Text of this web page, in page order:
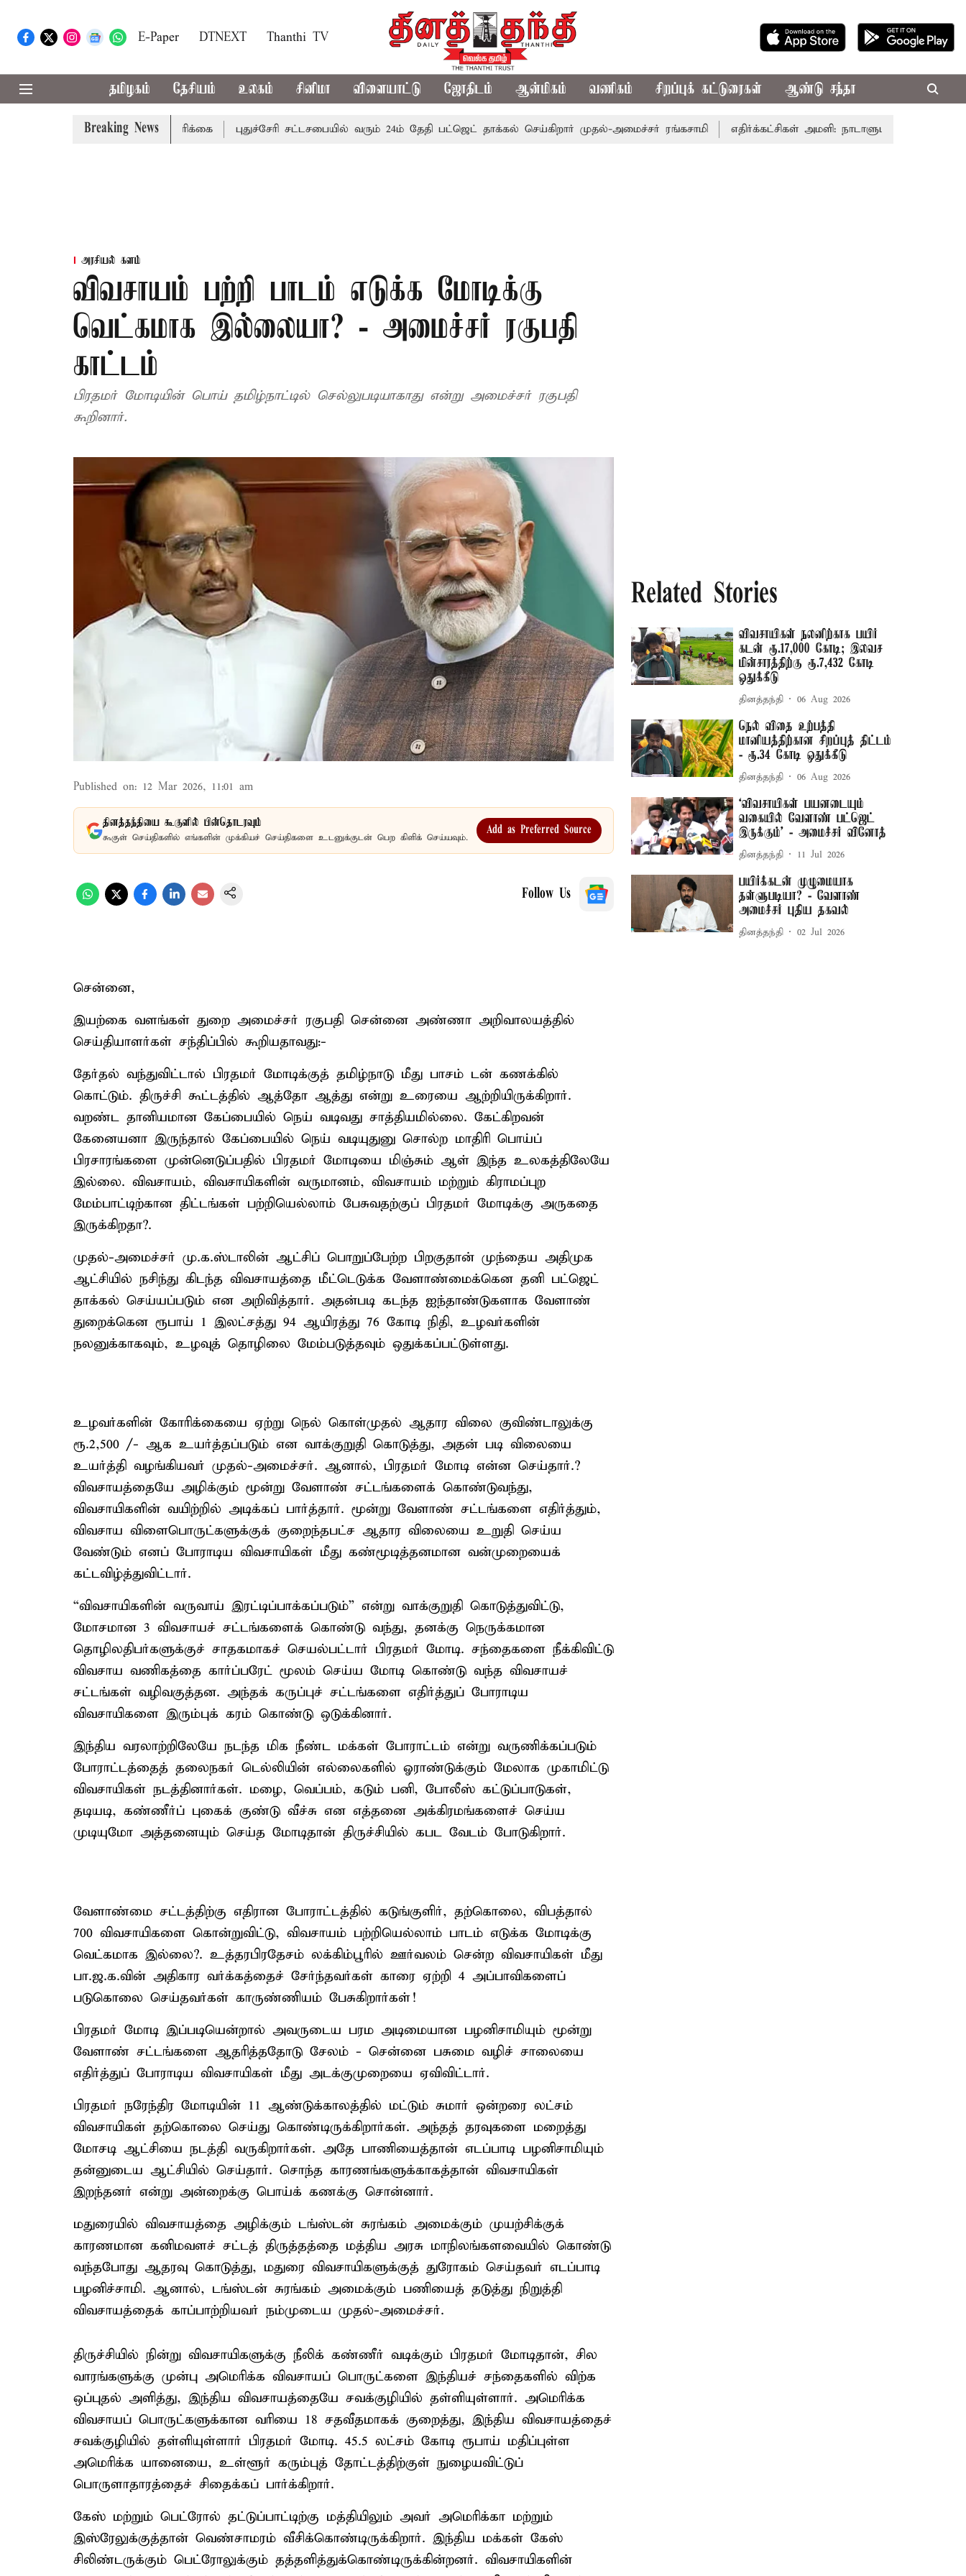
E-Paper DTNEXT Thanthi TV
தமிழகம் தேசியம் உலகம் சினிமா விளையாட்டு ஜோதிடம் ஆன்மிகம் வணிகம் சிறப்புக் கட்டுரைகள் ஆண்டு சந்தா
Breaking News
கன மழை எச்சரிக்கை புதுச்சேரி சட்டசபையில் வரும் 24ம் தேதி பட்ஜெட் தாக்கல் செய்கிறார் முதல்-அமைச்சர் ரங்கசாமி எதிர்க்கட்சிகள் அமளி: நாடாளுமன்ற இரு அவைகளும்
அரசியல் களம்
விவசாயம் பற்றி பாடம் எடுக்க மோடிக்கு
வெட்கமாக இல்லையா? - அமைச்சர் ரகுபதி
காட்டம்
பிரதமர் மோடியின் பொய் தமிழ்நாட்டில் செல்லுபடியாகாது என்று அமைச்சர் ரகுபதி
கூறினார்.
Published on: 12 Mar 2026, 11:01 am
தினத்தந்தியை கூகுளில் பின்தொடரவும்
கூகுள் செய்திகளில் எங்களின் முக்கியச் செய்திகளை உடனுக்குடன் பெற கிளிக் செய்யவும்.
Add as Preferred Source
Follow Us
சென்னை,
இயற்கை வளங்கள் துறை அமைச்சர் ரகுபதி சென்னை அண்ணா அறிவாலயத்தில்
செய்தியாளர்கள் சந்திப்பில் கூறியதாவது:-
தேர்தல் வந்துவிட்டால் பிரதமர் மோடிக்குத் தமிழ்நாடு மீது பாசம் டன் கணக்கில்
கொட்டும். திருச்சி கூட்டத்தில் ஆத்தோ ஆத்து என்று உரையை ஆற்றியிருக்கிறார்.
வறண்ட தானியமான கேப்பையில் நெய் வடிவது சாத்தியமில்லை. கேட்கிறவன்
கேனையனா இருந்தால் கேப்பையில் நெய் வடியுதுனு சொல்ற மாதிரி பொய்ப்
பிரசாரங்களை முன்னெடுப்பதில் பிரதமர் மோடியை மிஞ்சும் ஆள் இந்த உலகத்திலேயே
இல்லை. விவசாயம், விவசாயிகளின் வருமானம், விவசாயம் மற்றும் கிராமப்புற
மேம்பாட்டிற்கான திட்டங்கள் பற்றியெல்லாம் பேசுவதற்குப் பிரதமர் மோடிக்கு அருகதை
இருக்கிறதா?.
முதல்-அமைச்சர் மு.க.ஸ்டாலின் ஆட்சிப் பொறுப்பேற்ற பிறகுதான் முந்தைய அதிமுக
ஆட்சியில் நசிந்து கிடந்த விவசாயத்தை மீட்டெடுக்க வேளாண்மைக்கென தனி பட்ஜெட்
தாக்கல் செய்யப்படும் என அறிவித்தார். அதன்படி கடந்த ஐந்தாண்டுகளாக வேளாண்
துறைக்கென ரூபாய் 1 இலட்சத்து 94 ஆயிரத்து 76 கோடி நிதி, உழவர்களின்
நலனுக்காகவும், உழவுத் தொழிலை மேம்படுத்தவும் ஒதுக்கப்பட்டுள்ளது.
உழவர்களின் கோரிக்கையை ஏற்று நெல் கொள்முதல் ஆதார விலை குவிண்டாலுக்கு
ரூ.2,500 /- ஆக உயர்த்தப்படும் என வாக்குறுதி கொடுத்து, அதன் படி விலையை
உயர்த்தி வழங்கியவர் முதல்-அமைச்சர். ஆனால், பிரதமர் மோடி என்ன செய்தார்.?
விவசாயத்தையே அழிக்கும் மூன்று வேளாண் சட்டங்களைக் கொண்டுவந்து,
விவசாயிகளின் வயிற்றில் அடிக்கப் பார்த்தார். மூன்று வேளாண் சட்டங்களை எதிர்த்தும்,
விவசாய விளைபொருட்களுக்குக் குறைந்தபட்ச ஆதார விலையை உறுதி செய்ய
வேண்டும் எனப் போராடிய விவசாயிகள் மீது கண்மூடித்தனமான வன்முறையைக்
கட்டவிழ்த்துவிட்டார்.
“விவசாயிகளின் வருவாய் இரட்டிப்பாக்கப்படும்” என்று வாக்குறுதி கொடுத்துவிட்டு,
மோசமான 3 விவசாயச் சட்டங்களைக் கொண்டு வந்து, தனக்கு நெருக்கமான
தொழிலதிபர்களுக்குச் சாதகமாகச் செயல்பட்டார் பிரதமர் மோடி. சந்தைகளை நீக்கிவிட்டு
விவசாய வணிகத்தை கார்ப்பரேட் மூலம் செய்ய மோடி கொண்டு வந்த விவசாயச்
சட்டங்கள் வழிவகுத்தன. அந்தக் கருப்புச் சட்டங்களை எதிர்த்துப் போராடிய
விவசாயிகளை இரும்புக் கரம் கொண்டு ஒடுக்கினார்.
இந்திய வரலாற்றிலேயே நடந்த மிக நீண்ட மக்கள் போராட்டம் என்று வருணிக்கப்படும்
போராட்டத்தைத் தலைநகர் டெல்லியின் எல்லைகளில் ஓராண்டுக்கும் மேலாக முகாமிட்டு
விவசாயிகள் நடத்தினார்கள். மழை, வெப்பம், கடும் பனி, போலீஸ் கட்டுப்பாடுகள்,
தடியடி, கண்ணீர்ப் புகைக் குண்டு வீச்சு என எத்தனை அக்கிரமங்களைச் செய்ய
முடியுமோ அத்தனையும் செய்த மோடிதான் திருச்சியில் கபட வேடம் போடுகிறார்.
வேளாண்மை சட்டத்திற்கு எதிரான போராட்டத்தில் கடுங்குளிர், தற்கொலை, விபத்தால்
700 விவசாயிகளை கொன்றுவிட்டு, விவசாயம் பற்றியெல்லாம் பாடம் எடுக்க மோடிக்கு
வெட்கமாக இல்லை?. உத்தரபிரதேசம் லக்கிம்பூரில் ஊர்வலம் சென்ற விவசாயிகள் மீது
பா.ஜ.க.வின் அதிகார வர்க்கத்தைச் சேர்ந்தவர்கள் காரை ஏற்றி 4 அப்பாவிகளைப்
படுகொலை செய்தவர்கள் காருண்ணியம் பேசுகிறார்கள்!
பிரதமர் மோடி இப்படியென்றால் அவருடைய பரம அடிமையான பழனிசாமியும் மூன்று
வேளாண் சட்டங்களை ஆதரித்ததோடு சேலம் - சென்னை பசுமை வழிச் சாலையை
எதிர்த்துப் போராடிய விவசாயிகள் மீது அடக்குமுறையை ஏவிவிட்டார்.
பிரதமர் நரேந்திர மோடியின் 11 ஆண்டுக்காலத்தில் மட்டும் சுமார் ஒன்றரை லட்சம்
விவசாயிகள் தற்கொலை செய்து கொண்டிருக்கிறார்கள். அந்தத் தரவுகளை மறைத்து
மோசடி ஆட்சியை நடத்தி வருகிறார்கள். அதே பாணியைத்தான் எடப்பாடி பழனிசாமியும்
தன்னுடைய ஆட்சியில் செய்தார். சொந்த காரணங்களுக்காகத்தான் விவசாயிகள்
இறந்தனர் என்று அன்றைக்கு பொய்க் கணக்கு சொன்னார்.
மதுரையில் விவசாயத்தை அழிக்கும் டங்ஸ்டன் சுரங்கம் அமைக்கும் முயற்சிக்குக்
காரணமான கனிமவளச் சட்டத் திருத்தத்தை மத்திய அரசு மாநிலங்களவையில் கொண்டு
வந்தபோது ஆதரவு கொடுத்து, மதுரை விவசாயிகளுக்குத் துரோகம் செய்தவர் எடப்பாடி
பழனிச்சாமி. ஆனால், டங்ஸ்டன் சுரங்கம் அமைக்கும் பணியைத் தடுத்து நிறுத்தி
விவசாயத்தைக் காப்பாற்றியவர் நம்முடைய முதல்-அமைச்சர்.
திருச்சியில் நின்று விவசாயிகளுக்கு நீலிக் கண்ணீர் வடிக்கும் பிரதமர் மோடிதான், சில
வாரங்களுக்கு முன்பு அமெரிக்க விவசாயப் பொருட்களை இந்தியச் சந்தைகளில் விற்க
ஒப்புதல் அளித்து, இந்திய விவசாயத்தையே சவக்குழியில் தள்ளியுள்ளார். அமெரிக்க
விவசாயப் பொருட்களுக்கான வரியை 18 சதவீதமாகக் குறைத்து, இந்திய விவசாயத்தைச்
சவக்குழியில் தள்ளியுள்ளார் பிரதமர் மோடி. 45.5 லட்சம் கோடி ரூபாய் மதிப்புள்ள
அமெரிக்க யானையை, உள்ளூர் கரும்புத் தோட்டத்திற்குள் நுழையவிட்டுப்
பொருளாதாரத்தைச் சிதைக்கப் பார்க்கிறார்.
கேஸ் மற்றும் பெட்ரோல் தட்டுப்பாட்டிற்கு மத்தியிலும் அவர் அமெரிக்கா மற்றும்
இஸ்ரேலுக்குத்தான் வெண்சாமரம் வீசிக்கொண்டிருக்கிறார். இந்திய மக்கள் கேஸ்
சிலிண்டருக்கும் பெட்ரோலுக்கும் தத்தளித்துக்கொண்டிருக்கின்றனர். விவசாயிகளின்
Related Stories
விவசாயிகள் நலனிற்காக பயிர்
கடன் ரூ.17,000 கோடி; இலவச
மின்சாரத்திற்கு ரூ.7,432 கோடி
ஒதுக்கீடு
தினத்தந்தி 06 Aug 2026
நெல் விதை உற்பத்தி
மானியத்திற்கான சிறப்புத் திட்டம்
- ரூ.34 கோடி ஒதுக்கீடு
தினத்தந்தி 06 Aug 2026
‘விவசாயிகள் பயனடையும்
வகையில் வேளாண் பட்ஜெட்
இருக்கும்’ - அமைச்சர் வினோத்
தினத்தந்தி 11 Jul 2026
பயிர்க்கடன் முழுமையாக
தள்ளுபடியா? - வேளாண்
அமைச்சர் புதிய தகவல்
தினத்தந்தி 02 Jul 2026